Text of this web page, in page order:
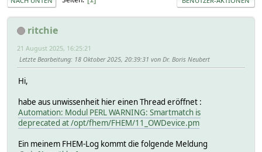
ritchie
21 August 2025, 16:25:21
Letzte Bearbeitung: 18 Oktober 2025, 20:39:31 von Dr. Boris Neubert
Hi,
habe aus unwissenheit hier einen Thread eröffnet :
Automation: Modul PERL WARNING: Smartmatch is
deprecated at /opt/fhem/FHEM/11_OWDevice.pm
Ein meinem FHEM-Log kommt die folgende Meldung